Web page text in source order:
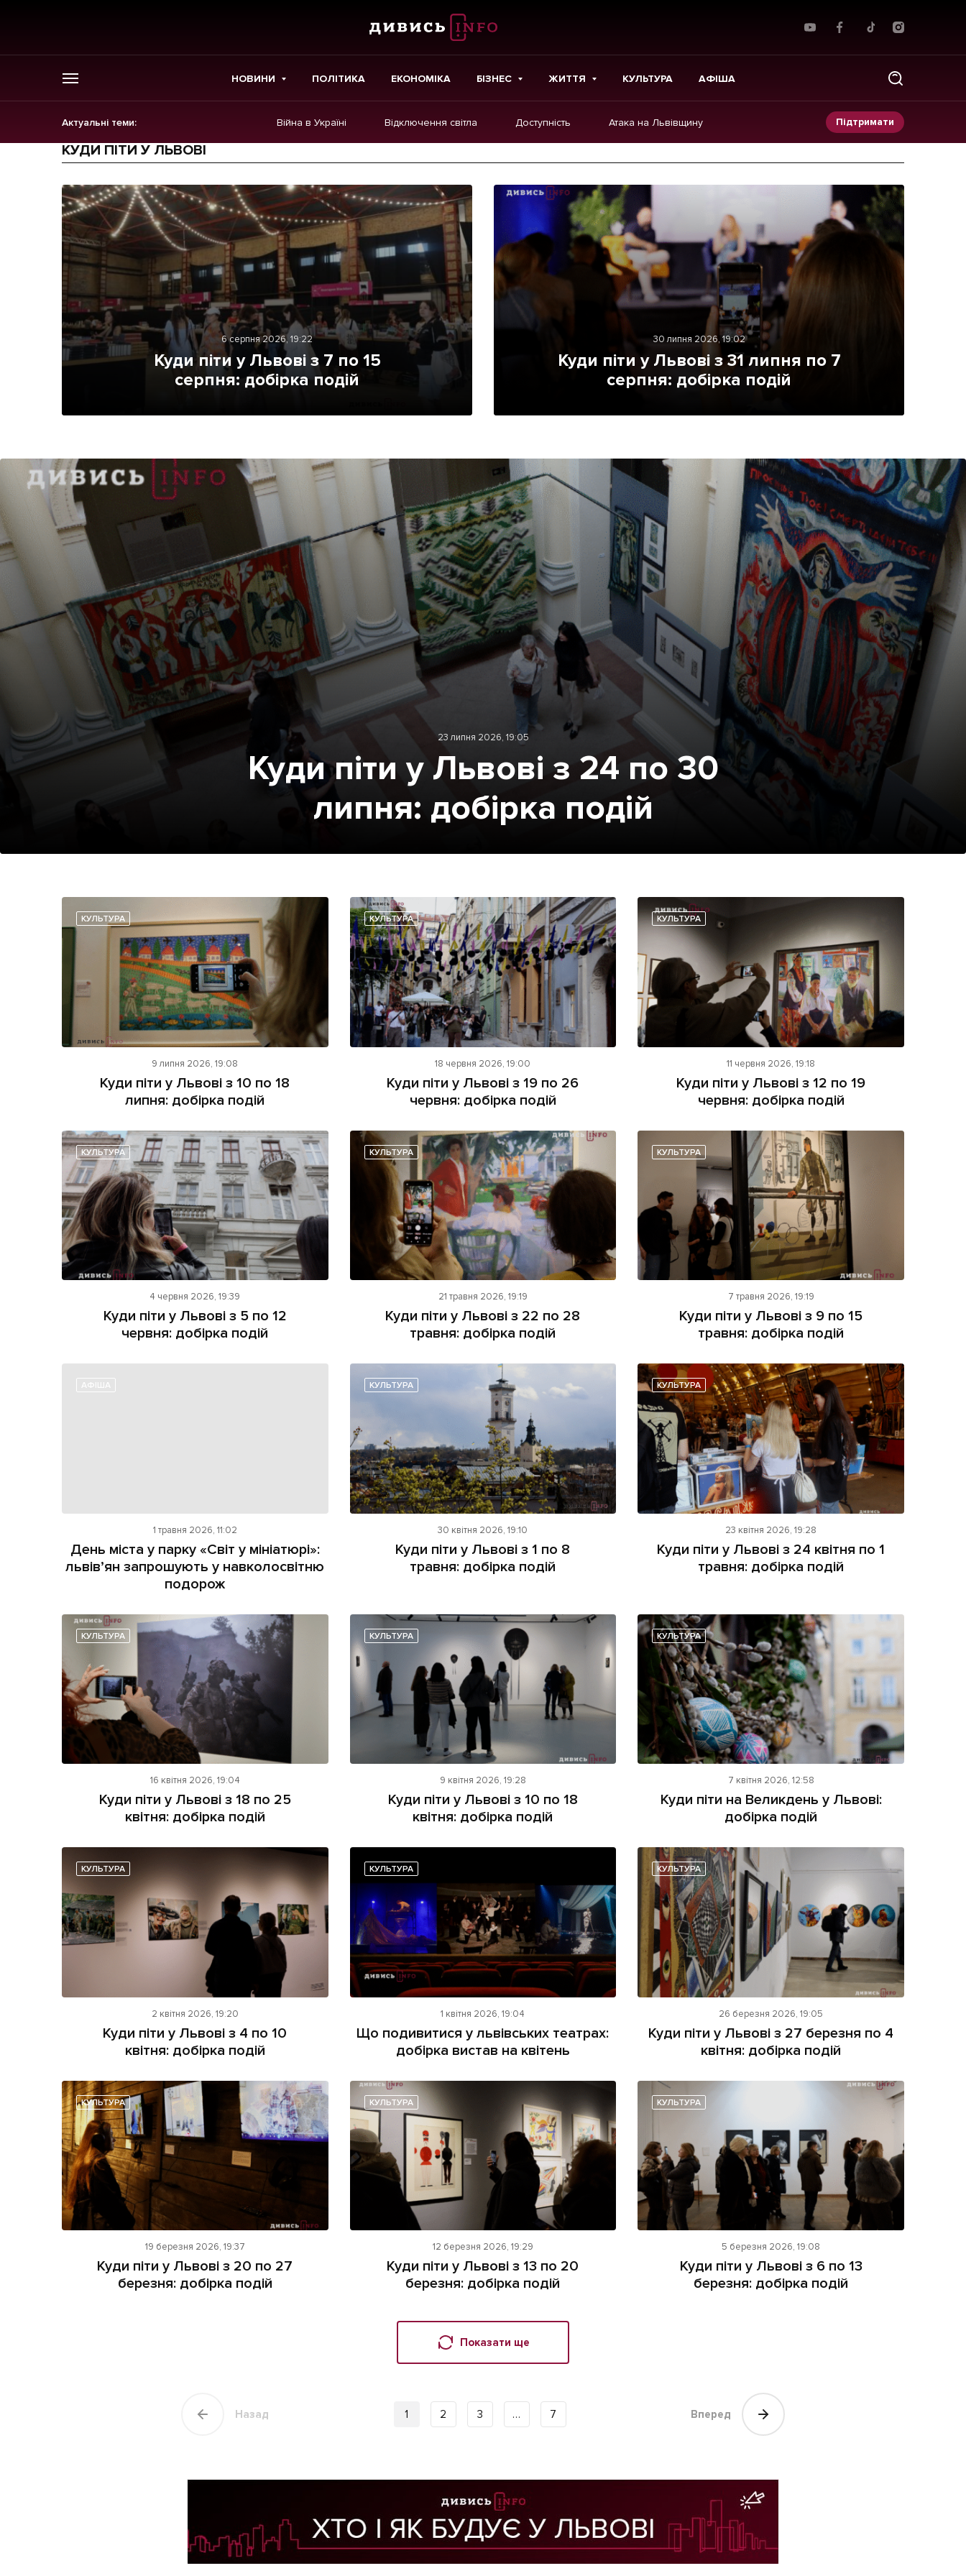
НОВИНИ ПОЛІТИКА ЕКОНОМІКА БІЗНЕС ЖИТТЯ КУЛЬТУРА АФІША
Актуальні теми: Війна в Україні Відключення світла Доступність Атака на Львівщину Підтримати
ГОЛОВНЕ
Новини
Політика
Економіка
Бізнес
Життя
Культура
Афіша
Інтерв'ю
Картки
Репортаж
Розслідування
Погляди
Ініціативи
Прес-релізи
Фото/Відео
Made in Lviv
Політика конфіденційності
КУДИ ПІТИ У ЛЬВОВІ
6 серпня 2026, 19:22
Куди піти у Львові з 7 по 15
серпня: добірка подій
30 липня 2026, 19:02
Куди піти у Львові з 31 липня по 7
серпня: добірка подій
23 липня 2026, 19:05
Куди піти у Львові з 24 по 30
липня: добірка подій
КУЛЬТУРА
9 липня 2026, 19:08
Куди піти у Львові з 10 по 18
липня: добірка подій
КУЛЬТУРА
18 червня 2026, 19:00
Куди піти у Львові з 19 по 26
червня: добірка подій
КУЛЬТУРА
11 червня 2026, 19:18
Куди піти у Львові з 12 по 19
червня: добірка подій
КУЛЬТУРА
4 червня 2026, 19:39
Куди піти у Львові з 5 по 12
червня: добірка подій
КУЛЬТУРА
21 травня 2026, 19:19
Куди піти у Львові з 22 по 28
травня: добірка подій
КУЛЬТУРА
7 травня 2026, 19:19
Куди піти у Львові з 9 по 15
травня: добірка подій
АФІША
1 травня 2026, 11:02
День міста у парку «Світ у мініатюрі»:
львів’ян запрошують у навколосвітню
подорож
КУЛЬТУРА
30 квітня 2026, 19:10
Куди піти у Львові з 1 по 8
травня: добірка подій
КУЛЬТУРА
23 квітня 2026, 19:28
Куди піти у Львові з 24 квітня по 1
травня: добірка подій
КУЛЬТУРА
16 квітня 2026, 19:04
Куди піти у Львові з 18 по 25
квітня: добірка подій
КУЛЬТУРА
9 квітня 2026, 19:28
Куди піти у Львові з 10 по 18
квітня: добірка подій
КУЛЬТУРА
7 квітня 2026, 12:58
Куди піти на Великдень у Львові:
добірка подій
КУЛЬТУРА
2 квітня 2026, 19:20
Куди піти у Львові з 4 по 10
квітня: добірка подій
КУЛЬТУРА
1 квітня 2026, 19:04
Що подивитися у львівських театрах:
добірка вистав на квітень
КУЛЬТУРА
26 березня 2026, 19:05
Куди піти у Львові з 27 березня по 4
квітня: добірка подій
КУЛЬТУРА
19 березня 2026, 19:37
Куди піти у Львові з 20 по 27
березня: добірка подій
КУЛЬТУРА
12 березня 2026, 19:29
Куди піти у Львові з 13 по 20
березня: добірка подій
КУЛЬТУРА
5 березня 2026, 19:08
Куди піти у Львові з 6 по 13
березня: добірка подій
Показати ще
Назад 1 2 3 … 7 Вперед